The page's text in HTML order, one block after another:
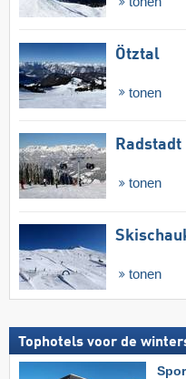
Ötztal
tonen
Radstadt
tonen
tonen
Tophotels voor de